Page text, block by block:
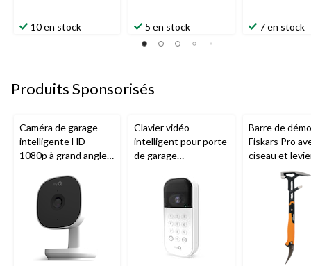
10 en stock 5 en stock 7 en stock
Produits Sponsorisés
Caméra de garage
intelligente HD
1080p à grand angle
nocturne, résistante
aux intempéries
Clavier vidéo
intelligent pour porte
de garage
nocturne, résistant
aux intempéries,
Barre de
Fiskars Pro
ciseau et
de tailles